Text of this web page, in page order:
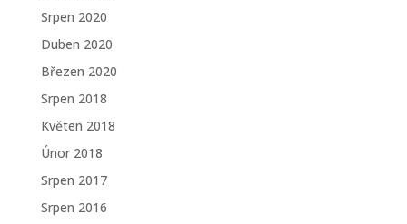
Srpen 2020
Duben 2020
Březen 2020
Srpen 2018
Květen 2018
Únor 2018
Srpen 2017
Srpen 2016